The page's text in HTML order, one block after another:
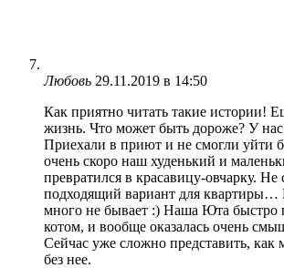
Любовь 29.11.2019 в 14:50
Как приятно читать такие истории!
жизнь. Что может быть дороже? У
Приехали в приют и не смогли уйти
очень скоро наш худенький и
превратился в красавицу-овчарку. Не
подходящий вариант для квартиры…
много не бывает :) Наша Юта быстро
котом, и вообще оказалась очень
Сейчас уже сложно представить,
без нее.